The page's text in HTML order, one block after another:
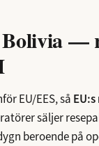
—
EU/EES, så
säljer
beroende på